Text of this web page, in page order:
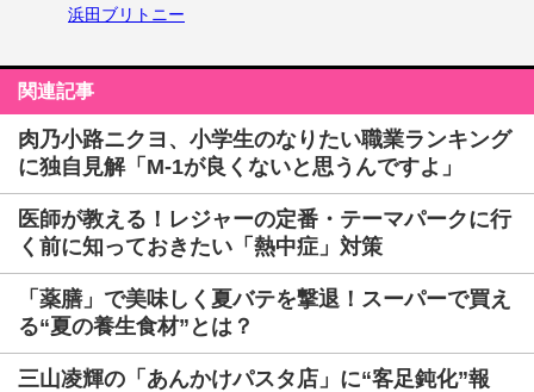
浜田ブリトニー
関連記事
肉乃小路ニクヨ、小学生のなりたい職業ランキング
に独自見解「M-1が良くないと思うんですよ」
医師が教える！レジャーの定番・テーマパークに行
く前に知っておきたい「熱中症」対策
「薬膳」で美味しく夏バテを撃退！スーパーで買え
る“夏の養生食材”とは？
三山凌輝の「あんかけパスタ店」に“客足鈍化”報